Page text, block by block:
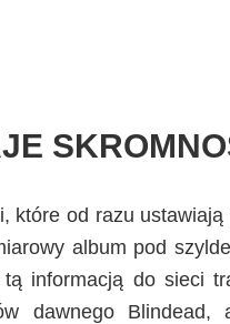
które od razu ustawiają
album pod
informacją do sieci
dawnego Blindead,